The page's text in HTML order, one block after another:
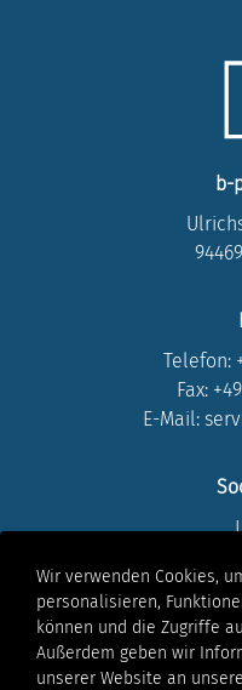
b-
Telefon:
Fax:
E-Mail:
Wir verwenden Cookies,
personalisieren,
können und die Zugriffe
Außerdem geben wir
unserer Website an